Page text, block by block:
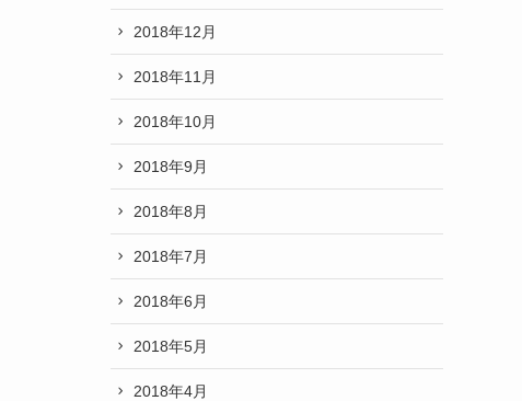
2018年12月
2018年11月
2018年10月
2018年9月
2018年8月
2018年7月
2018年6月
2018年5月
2018年4月